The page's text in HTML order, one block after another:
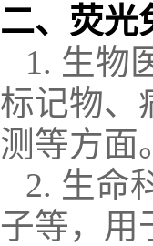
二、 荧光
1. 生物
标记物、
测等方面
2. 生命
子等，用